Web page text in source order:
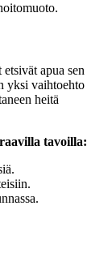
apua sen
yksi vaihtoehto
heitä
tavoilla: